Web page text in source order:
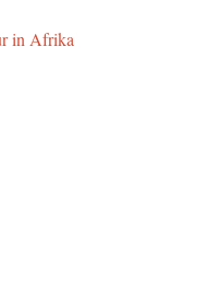
in Afrika